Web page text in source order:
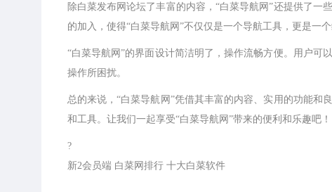
除白菜发布网论坛了丰富的内容，“白菜导航网”还提供了
的加入，使得“白菜导航网”不仅仅是一个导航工具，更是一个
“白菜导航网”的界面设计简洁明了，操作流畅方便。用户
操作所困扰。
总的来说，“白菜导航网”凭借其丰富的内容、实用的功能
和工具。让我们一起享受“白菜导航网”带来的便利和乐趣吧！
?
新2会员端 白菜网排行 十大白菜软件